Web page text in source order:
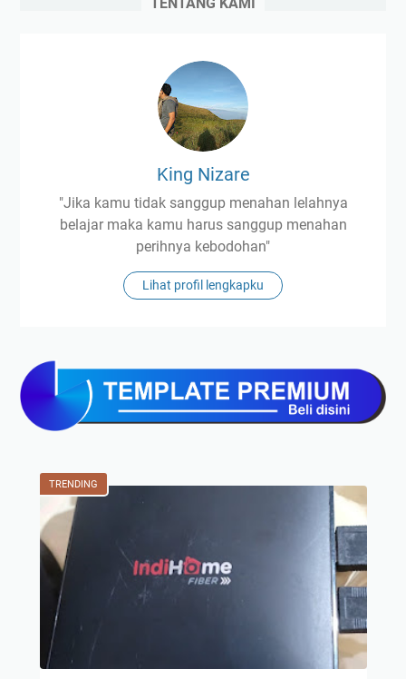
TENTANG KAMI
King Nizare
"Jika kamu tidak sanggup menahan lelahnya
belajar maka kamu harus sanggup menahan
perihnya kebodohan"
Lihat profil lengkapku
TRENDING